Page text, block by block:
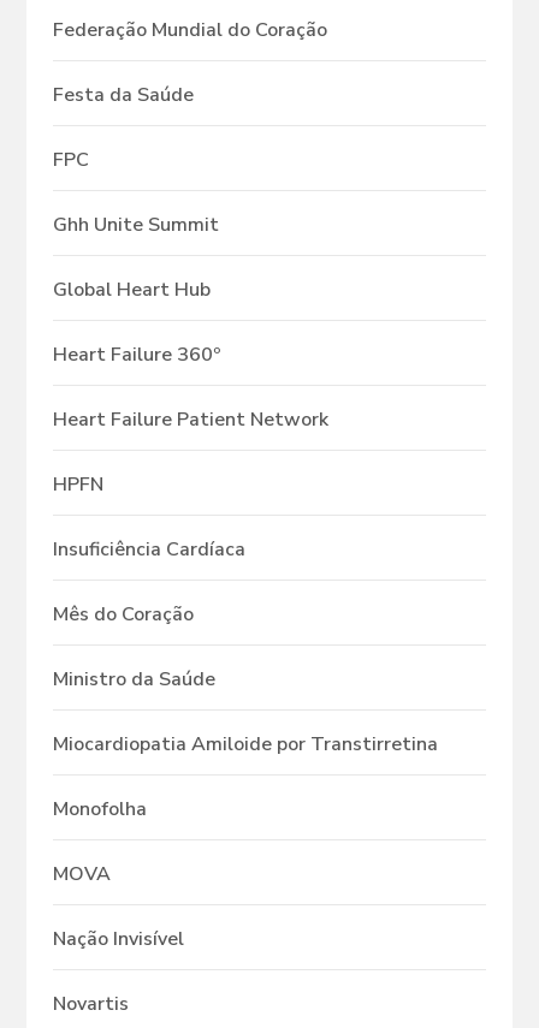
Federação Mundial do Coração
Festa da Saúde
FPC
Ghh Unite Summit
Global Heart Hub
Heart Failure 360º
Heart Failure Patient Network
HPFN
Insuficiência Cardíaca
Mês do Coração
Ministro da Saúde
Miocardiopatia Amiloide por Transtirretina
Monofolha
MOVA
Nação Invisível
Novartis